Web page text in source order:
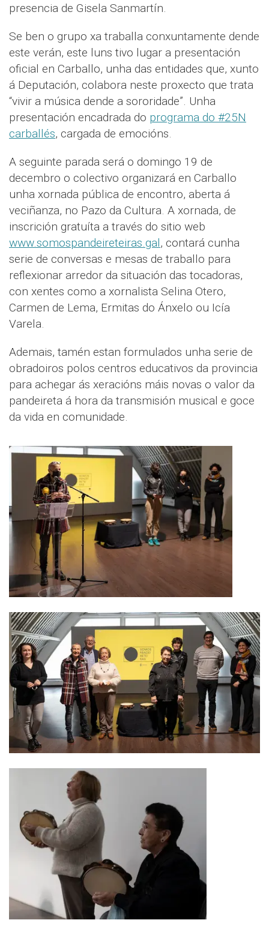
presencia de Gisela Sanmartín.
Se ben o grupo xa traballa conxuntamente dende
este verán, este luns tivo lugar a presentación
oficial en Carballo, unha das entidades que, xunto
á Deputación, colabora neste proxecto que trata
“vivir a música dende a sororidade”. Unha
presentación encadrada do programa do #25N
carballés, cargada de emocións.
A seguinte parada será o domingo 19 de
decembro o colectivo organizará en Carballo
unha xornada pública de encontro, aberta á
veciñanza, no Pazo da Cultura. A xornada, de
inscrición gratuíta a través do sitio web
www.somospandeireteiras.gal, contará cunha
serie de conversas e mesas de traballo para
reflexionar arredor da situación das tocadoras,
con xentes como a xornalista Selina Otero,
Carmen de Lema, Ermitas do Ánxelo ou Icía
Varela.
Ademais, tamén estan formulados unha serie de
obradoiros polos centros educativos da provincia
para achegar ás xeracións máis novas o valor da
pandeireta á hora da transmisión musical e goce
da vida en comunidade.